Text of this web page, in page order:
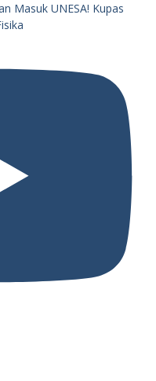
Masuk UNESA! Kupas